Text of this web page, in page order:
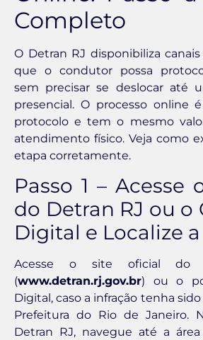
Completo
O Detran RJ disponibiliza
que o condutor possa
sem precisar se deslocar até
presencial. O processo online
protocolo e tem o mesmo
atendimento físico. Veja como
etapa corretamente.
Passo 1 – Acesse
do Detran RJ ou o
Digital e Localize
Acesse o site oficial do
(www.detran.rj.gov.br) ou o
Digital, caso a infração tenha
Prefeitura do Rio de Janeiro.
Detran RJ, navegue até a